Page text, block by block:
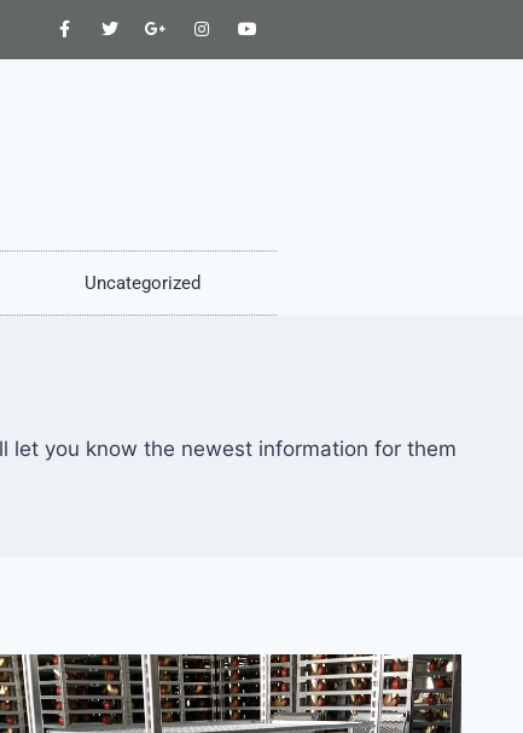
Uncategorized
you know the newest information for them